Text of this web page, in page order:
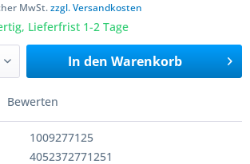
MwSt.zzgl. Versandkosten
Lieferfrist 1-2 Tage
In den Warenkorb
Bewerten
1009277125
4052372771251